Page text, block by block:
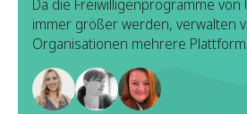
Da die Freiwilligenprogramme
immer größer werden, verwalten
Organisationen mehrere
Erkennung, Registrierung,
Berichterstattung von
jedes Tool einen bestimmten